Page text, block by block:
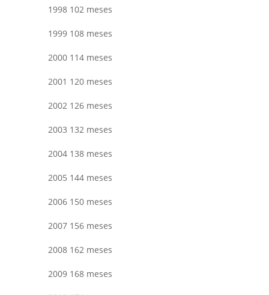
1998 102 meses
1999 108 meses
2000 114 meses
2001 120 meses
2002 126 meses
2003 132 meses
2004 138 meses
2005 144 meses
2006 150 meses
2007 156 meses
2008 162 meses
2009 168 meses